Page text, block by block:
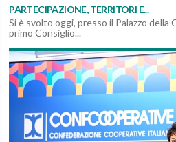
PARTECIPAZIONE, TERRITORI E...
Si è svolto oggi, presso il Palazzo della
primo Consiglio...